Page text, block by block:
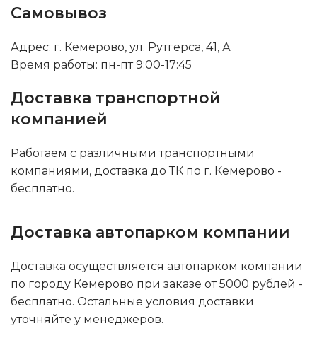
Самовывоз
Адрес: г. Кемерово, ул. Рутгерса, 41, А
Время работы: пн-пт 9:00-17:45
Доставка транспортной
компанией
Работаем с различными транспортными
компаниями, доставка до ТК по г. Кемерово -
бесплатно.
Доставка автопарком компании
Доставка осуществляется автопарком компании
по городу Кемерово при заказе от 5000 рублей -
бесплатно. Остальные условия доставки
уточняйте у менеджеров.